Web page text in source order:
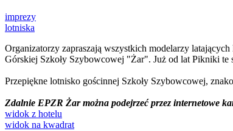
imprezy
lotniska
Organizatorzy zapraszają wszystkich modelarzy
Górskiej Szkoły Szybowcowej "Żar". Już od lat Pikniki te
Przepiękne lotnisko gościnnej Szkoły Szybowcowej,
Zdalnie EPZR Żar można podejrzeć przez internetowe
widok z hotelu
widok na kwadrat